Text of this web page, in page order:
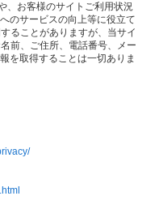
、お客様のサイトご利用状況
のサービスの向上等に役立て
ることがありますが、当サイ
前、ご住所、電話番号、メー
を取得することは一切ありま